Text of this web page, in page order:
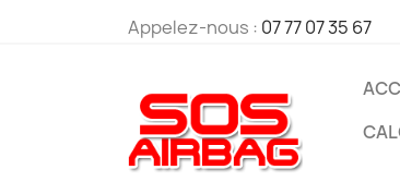
Appelez-nous : 07 77 07 35 67